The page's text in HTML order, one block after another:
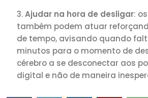
Ajudar na hora de desligar:
também podem atuar
de tempo, avisando quando
minutos para o momento de
cérebro a se desconectar aos
digital e não de maneira